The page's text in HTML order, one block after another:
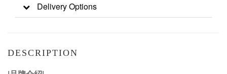
Delivery Options
DESCRIPTION